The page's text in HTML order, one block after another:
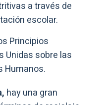
a través de
escolar.
Principios
Unidas sobre las
Humanos.
hay una gran